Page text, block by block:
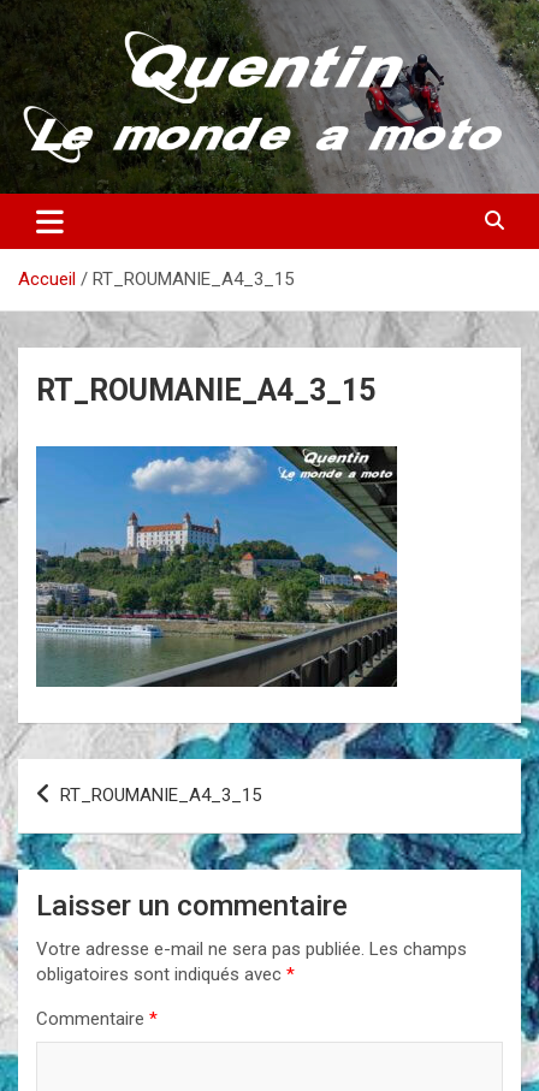
Aller
au
contenu
Quentin – Le monde à moto
Partez à la découverte du monde en vieille bécane
Accueil RT_ROUMANIE_A4_3_15
RT_ROUMANIE_A4_3_15
Navigation
l’article
RT_ROUMANIE_A4_3_15
Laisser un commentaire
Votre adresse e-mail ne sera pas publiée. Les champs
obligatoires sont indiqués avec *
Commentaire *